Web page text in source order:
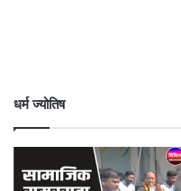
धर्म ज्योतिष